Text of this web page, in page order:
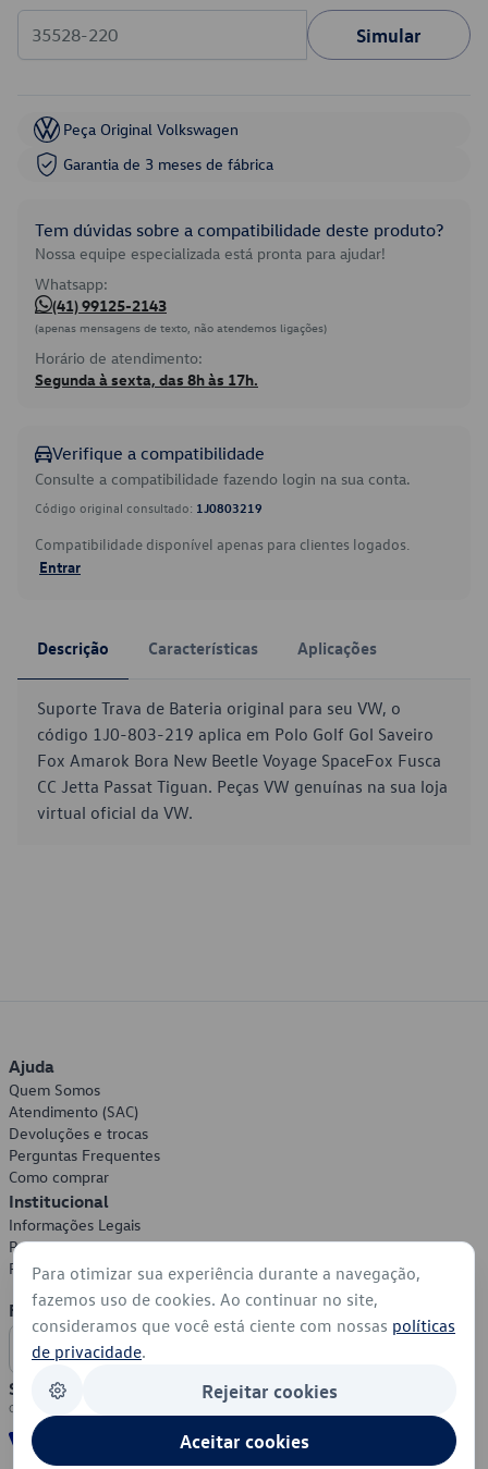
Simular
Peça Original Volkswagen
Garantia de 3 meses de fábrica
Tem dúvidas sobre a compatibilidade deste produto?
Nossa equipe especializada está pronta para ajudar!
Whatsapp:
(41) 99125-2143
(apenas mensagens de texto, não atendemos ligações)
Horário de atendimento:
Segunda à sexta, das 8h às 17h.
Verifique a compatibilidade
Consulte a compatibilidade fazendo login na sua conta.
Código original consultado: 1J0803219
Compatibilidade disponível apenas para clientes logados.
Entrar
Descrição Características Aplicações
Suporte Trava de Bateria original para seu VW, o
código 1J0-803-219 aplica em Polo Golf Gol Saveiro
Fox Amarok Bora New Beetle Voyage SpaceFox Fusca
CC Jetta Passat Tiguan. Peças VW genuínas na sua loja
virtual oficial da VW.
Ajuda
Quem Somos
Atendimento (SAC)
Devoluções e trocas
Perguntas Frequentes
Como comprar
Institucional
Informações Legais
Política de Privacidade
Política de Cookies
Formas de Pagamento
Segurança
Para otimizar sua experiência durante a navegação,
fazemos uso de cookies. Ao continuar no site,
consideramos que você está ciente com nossas políticas
de privacidade.
Rejeitar cookies
Aceitar cookies